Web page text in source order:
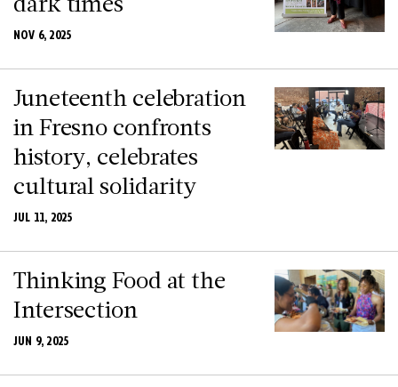
NOV 6, 2025
Juneteenth celebration
in Fresno confronts
history, celebrates
cultural solidarity
JUL 11, 2025
Thinking Food at the
Intersection
JUN 9, 2025